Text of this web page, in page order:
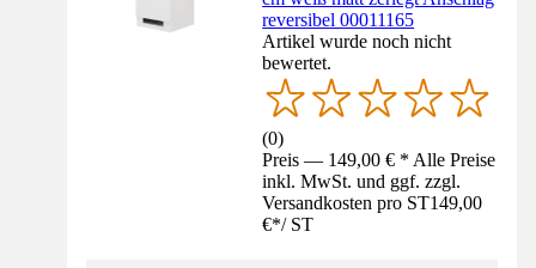
reversibel 00011165
Artikel wurde noch nicht
bewertet.
(0)
Preis — 149,00 € * Alle Preise
inkl. MwSt. und ggf. zzgl.
Versandkosten pro ST149,00
€*/ ST